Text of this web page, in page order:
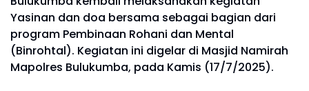
Yasinan dan doa bersama sebagai bagian dari
program Pembinaan Rohani dan Mental
(Binrohtal). Kegiatan ini digelar di Masjid Namirah
Mapolres Bulukumba, pada Kamis (17/7/2025).